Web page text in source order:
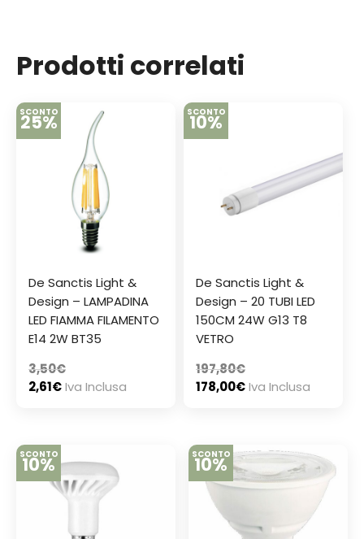
Prodotti correlati
SCONTO
25%
De Sanctis Light &
Design – LAMPADINA
LED FIAMMA FILAMENTO
E14 2W BT35
3,50€
2,61€Iva Inclusa
SCONTO
10%
De Sanctis Light &
Design – 20 TUBI LED
150CM 24W G13 T8
VETRO
197,80€
178,00€Iva Inclusa
SCONTO
10% SCONTO
10%